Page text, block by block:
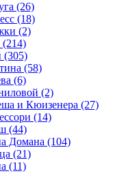
(26)
(18)
(2)
(214)
(305)
(58)
(6)
(2)
и Кюизенера (27)
(14)
(44)
Домана (104)
(21)
(11)